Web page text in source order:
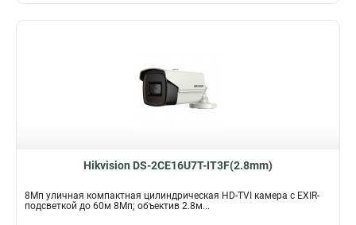
Hikvision DS-2CE16U7T-IT3F(2.8mm)
8Мп уличная компактная цилиндрическая HD-TVI камера с EXIR-
подсветкой до 60м 8Мп; объектив 2.8м...